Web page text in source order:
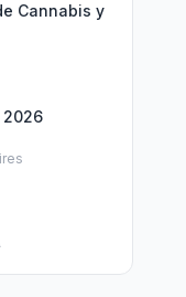
Cannabis y
2026